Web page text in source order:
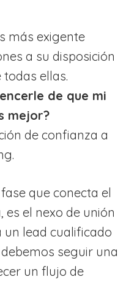
más exigente
a su disposición
ellas.
de que mi
mejor?
de confianza a
que conecta el
el nexo de unión
lead cualificado
seguir una
un flujo de